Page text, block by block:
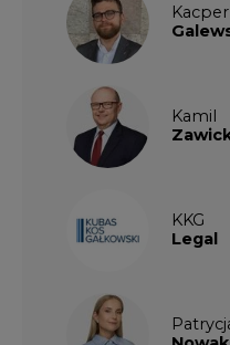
Kacper
Kamil
KKG
Legal